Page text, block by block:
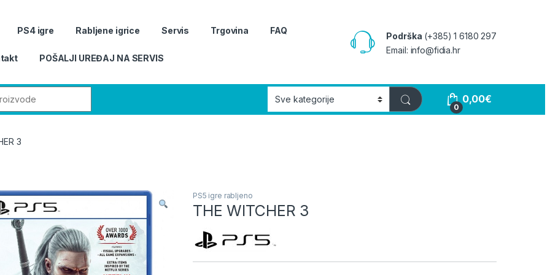
PS4 igre Rabljene igrice Servis Trgovina FAQ
POŠALJI UREĐAJ NA SERVIS
Podrška (+385) 1 6180 297
Email: info@fidia.hr
0
0,00€
3
PS5 igre rabljeno
THE WITCHER 3